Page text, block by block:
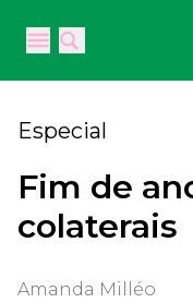
Open main menu
Open main
Especial
Fim de
colaterais
Amanda Milléo